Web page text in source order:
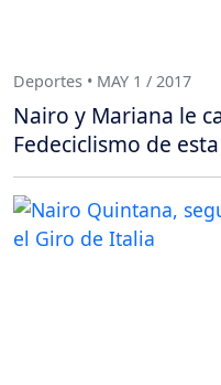
Deportes • MAY 1 / 2017
Nairo y Mariana le
Fedeciclismo de